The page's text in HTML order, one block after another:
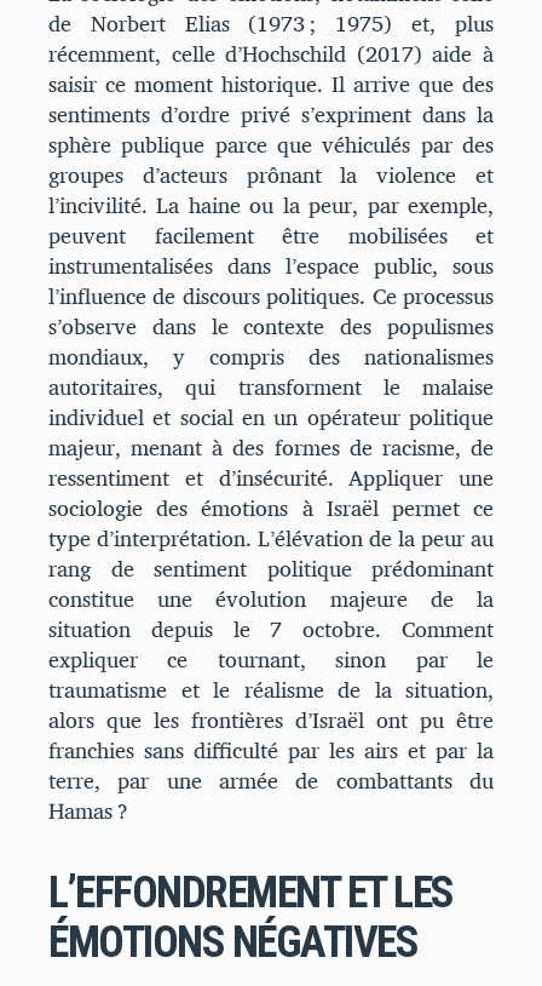
de Norbert Elias (1973 ; 1975) et, plus
récemment, celle d’Hochschild (2017) aide à
saisir ce moment historique. Il arrive que des
sentiments d’ordre privé s’expriment dans la
sphère publique parce que véhiculés par des
groupes d’acteurs prônant la violence et
l’incivilité. La haine ou la peur, par exemple,
peuvent facilement être mobilisées et
instrumentalisées dans l’espace public, sous
l’influence de discours politiques. Ce processus
s’observe dans le contexte des populismes
mondiaux, y compris des nationalismes
autoritaires, qui transforment le malaise
individuel et social en un opérateur politique
majeur, menant à des formes de racisme, de
ressentiment et d’insécurité. Appliquer une
sociologie des émotions à Israël permet ce
type d’interprétation. L’élévation de la peur au
rang de sentiment politique prédominant
constitue une évolution majeure de la
situation depuis le 7 octobre. Comment
expliquer ce tournant, sinon par le
traumatisme et le réalisme de la situation,
alors que les frontières d’Israël ont pu être
franchies sans difficulté par les airs et par la
terre, par une armée de combattants du
Hamas ?
L’EFFONDREMENT ET LES
ÉMOTIONS NÉGATIVES